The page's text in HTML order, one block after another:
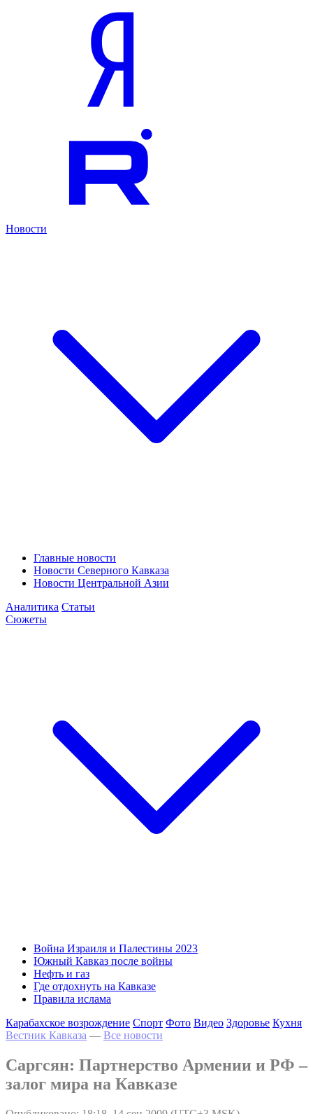
Новости
Главные новости
Новости Северного Кавказа
Новости Центральной Азии
Аналитика Статьи
Сюжеты
Война Израиля и Палестины 2023
Южный Кавказ после войны
Нефть и газ
Где отдохнуть на Кавказе
Правила ислама
Карабахское возрождение Спорт Фото Видео Здоровье Кухня
Вестник Кавказа — Все новости
Саргсян: Партнерство Армении и РФ –
залог мира на Кавказе